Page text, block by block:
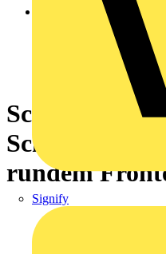
Signify
Schildträger
Schild, für Ø
rundem